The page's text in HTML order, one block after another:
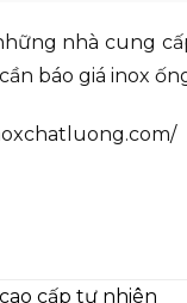
nhà cung
báo giá inox